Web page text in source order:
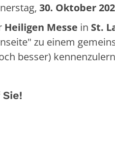
30. Oktober
Heiligen Messe in St.
zu einem
besser)